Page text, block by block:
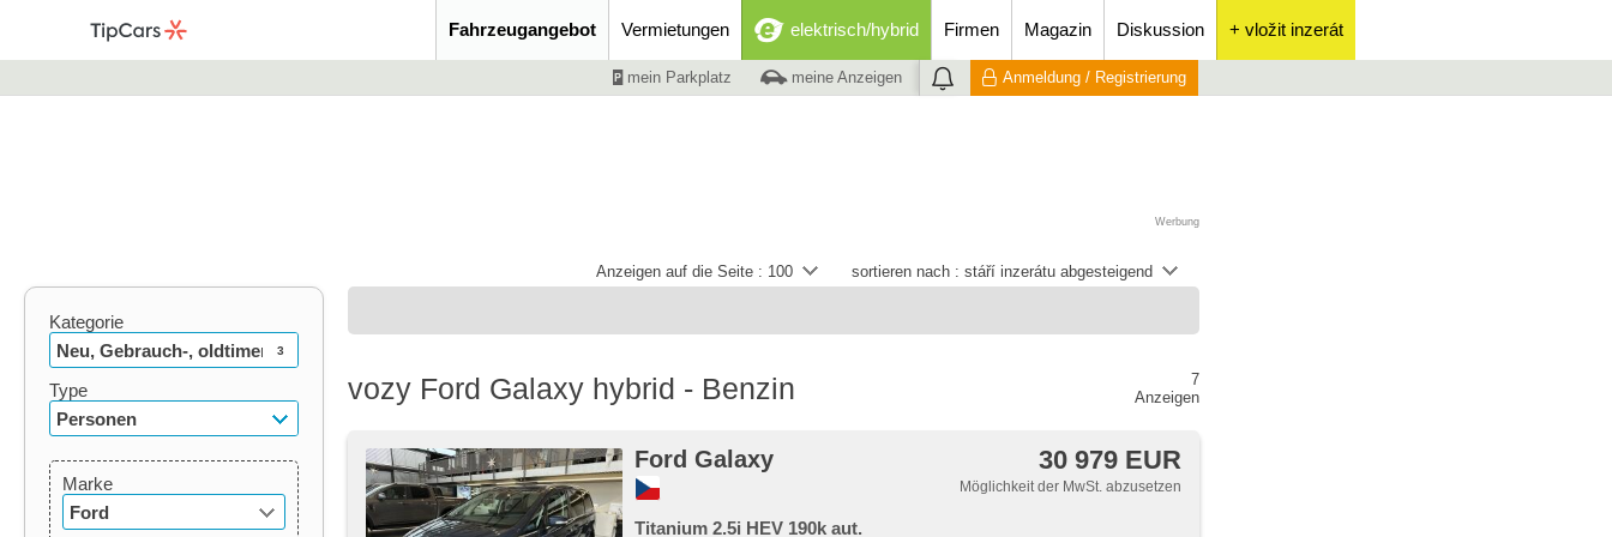
Fahrzeugangebot Vermietungen elektrisch/hybrid Firmen Magazin Diskussion + vložit inzerát
mein Parkplatz meine Anzeigen Anmeldung / Registrierung
Werbung
sortieren nach : stáří inzerátu abgesteigend
Anzeigen auf die Seite : 100
Kategorie
Neu, Gebrauch-, oldtimer
3
Type
Personen
Marke
Ford
vozy Ford Galaxy hybrid - Benzin
7
Anzeigen
Ford Galaxy 30 979 EUR
Möglichkeit der MwSt. abzusetzen
Titanium 2.5i HEV 190k aut.